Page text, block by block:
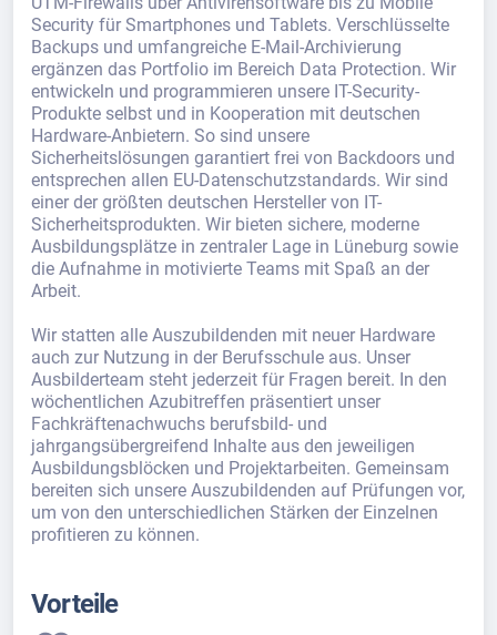
Security für Smartphones und Tablets. Verschlüsselte
Backups und umfangreiche E-Mail-Archivierung
ergänzen das Portfolio im Bereich Data Protection. Wir
entwickeln und programmieren unsere IT-Security-
Produkte selbst und in Kooperation mit deutschen
Hardware-Anbietern. So sind unsere
Sicherheitslösungen garantiert frei von Backdoors und
entsprechen allen EU-Datenschutzstandards. Wir sind
einer der größten deutschen Hersteller von IT-
Sicherheitsprodukten. Wir bieten sichere, moderne
Ausbildungsplätze in zentraler Lage in Lüneburg sowie
die Aufnahme in motivierte Teams mit Spaß an der
Arbeit.
Wir statten alle Auszubildenden mit neuer Hardware
auch zur Nutzung in der Berufsschule aus. Unser
Ausbilderteam steht jederzeit für Fragen bereit. In den
wöchentlichen Azubitreffen präsentiert unser
Fachkräftenachwuchs berufsbild- und
jahrgangsübergreifend Inhalte aus den jeweiligen
Ausbildungsblöcken und Projektarbeiten. Gemeinsam
bereiten sich unsere Auszubildenden auf Prüfungen vor,
um von den unterschiedlichen Stärken der Einzelnen
profitieren zu können.
Vorteile